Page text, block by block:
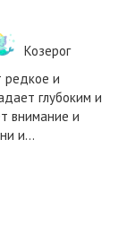
Козерог
редкое и
глубоким и
внимание и
и…